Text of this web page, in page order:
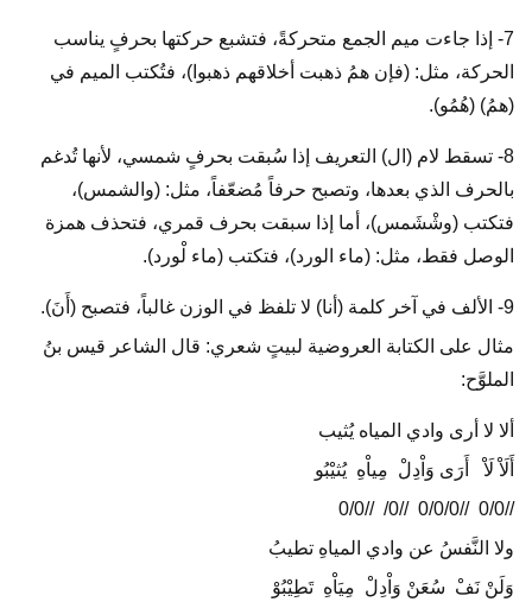
7- إذا جاءت ميم الجمع متحركةً، فتشبع حركتها بحرفٍ يناسب
الحركة، مثل: (فإن همُ ذهبت أخلاقهم ذهبوا)، فتُكتب الميم في
(همُ) (هُمُو).
8- تسقط لام (ال) التعريف إذا سُبقت بحرفٍ شمسي، لأنها تُدغم
بالحرف الذي بعدها، وتصبح حرفاً مُضعّفاً، مثل: (والشمس)،
فتكتب (وشْشَمس)، أما إذا سبقت بحرف قمري، فتحذف همزة
الوصل فقط، مثل: (ماء الورد)، فتكتب (ماء لْورد).
9- الألف في آخر كلمة (أنا) لا تلفظ في الوزن غالباً، فتصبح (أَنَ).
مثال على الكتابة العروضية لبيتٍ شعري: قال الشاعر قيس بنُ
الملوَّح:
ألا لا أرى وادي المياه يُثيب
أَلَاْ لَاْ أَرَى وَاْدِلْ مِياْهِ يُثيْبُو
//0/0 //0/0/0 //0/ //0/0
ولا النَّفسُ عن وادي المياهِ تطيبُ
وَلَنْ نَفْ سُعَنْ وَاْدِلْ مِيَاْهِ تَطِيْبُوْ